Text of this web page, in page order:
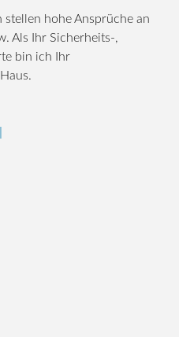
stellen hohe Ansprüche an
Als Ihr Sicherheits-,
bin ich Ihr